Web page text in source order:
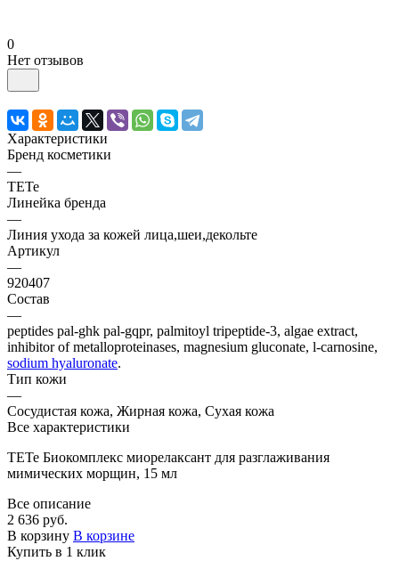
0
Нет отзывов
Характеристики
Бренд косметики
—
TETe
Линейка бренда
—
Линия ухода за кожей лица,шеи,декольте
Артикул
—
920407
Состав
—
peptides pal-ghk pal-gqpr, palmitoyl tripeptide-3, algae extract,
inhibitor of metalloproteinases, magnesium gluconate, l-carnosine,
sodium hyaluronate.
Тип кожи
—
Сосудистая кожа, Жирная кожа, Сухая кожа
Все характеристики
TETe Биокомплекс миорелаксант для разглаживания
мимических морщин, 15 мл
Все описание
2 636 руб.
В корзину В корзине
Купить в 1 клик